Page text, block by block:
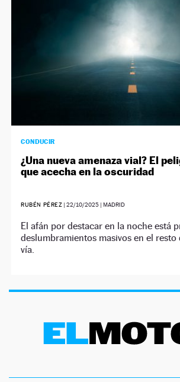
CONDUCIR
¿Una nueva amenaza vial? El
que acecha en la oscuridad
RUBÉN PÉREZ |22/10/2025 | MADRID
El afán por destacar en la noche está
deslumbramientos masivos en el resto
vía.